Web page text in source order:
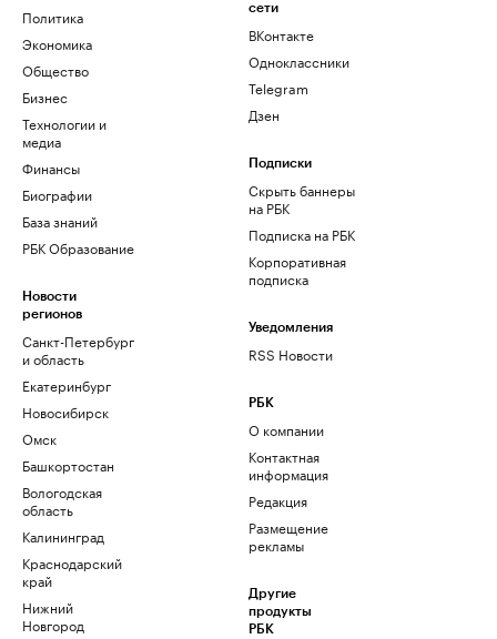
Политика
Экономика
Общество
Бизнес
Технологии и
медиа
Финансы
Биографии
База знаний
РБК Образование
Новости
регионов
Санкт-Петербург
и область
Екатеринбург
Новосибирск
Омск
Башкортостан
Вологодская
область
Калининград
Краснодарский
край
Нижний
Новгород
сети
ВКонтакте
Одноклассники
Telegram
Дзен
Подписки
Скрыть баннеры
на РБК
Подписка на РБК
Корпоративная
подписка
Уведомления
RSS Новости
РБК
О компании
Контактная
информация
Редакция
Размещение
рекламы
Другие
продукты
РБК